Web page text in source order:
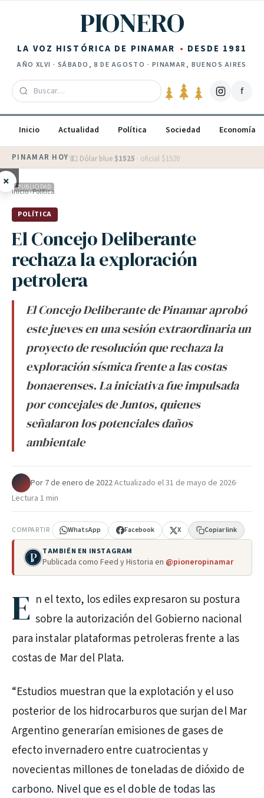
PIONERO
LA VOZ HISTÓRICA DE PINAMAR DESDE 1981
AÑO XLVI · SÁBADO, 8 DE AGOSTO · PINAMAR, BUENOS AIRES
f
Inicio Actualidad Política Sociedad Economía
PINAMAR HOY·💵 Dólar blue $1525 · oficial $1520
× PUBLICIDAD
Inicio›Política
POLÍTICA
El Concejo Deliberante
rechaza la exploración
petrolera
El Concejo Deliberante de Pinamar aprobó
este jueves en una sesión extraordinaria un
proyecto de resolución que rechaza la
exploración sísmica frente a las costas
bonaerenses. La iniciativa fue impulsada
por concejales de Juntos, quienes
señalaron los potenciales daños
ambientale
Por·7 de enero de 2022·Actualizado el31 de mayo de 2026·
Lectura 1 min
COMPARTIR WhatsApp Facebook X Copiar link
TAMBIÉN EN INSTAGRAM
Publicada como Feed y Historia en @pioneropinamar
E n el texto, los ediles expresaron su postura
sobre la autorización del Gobierno nacional
para instalar plataformas petroleras frente a las
costas de Mar del Plata.
“Estudios muestran que la explotación y el uso
posterior de los hidrocarburos que surjan del Mar
Argentino generarían emisiones de gases de
efecto invernadero entre cuatrocientas y
novecientas millones de toneladas de dióxido de
carbono. Nivel que es el doble de todas las